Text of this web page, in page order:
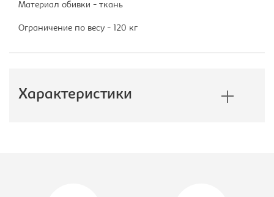
Материал обивки - ткань
Ограничение по весу - 120 кг
Характеристики